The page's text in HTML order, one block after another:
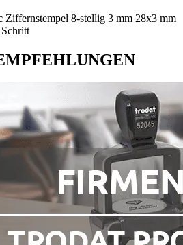
Ziffernstempel 8-stellig 3 mm 28x3 mm